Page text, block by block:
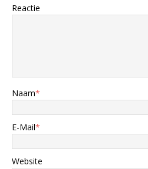
Reactie
Naam*
E-Mail*
Website